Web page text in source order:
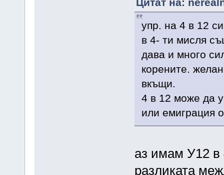
упр. на 4 в 12
в 4- ти мисля
дава и много
корените.
вкъщи.
4 в 12 може да
или емиграция
аз имам У12 в
разликата